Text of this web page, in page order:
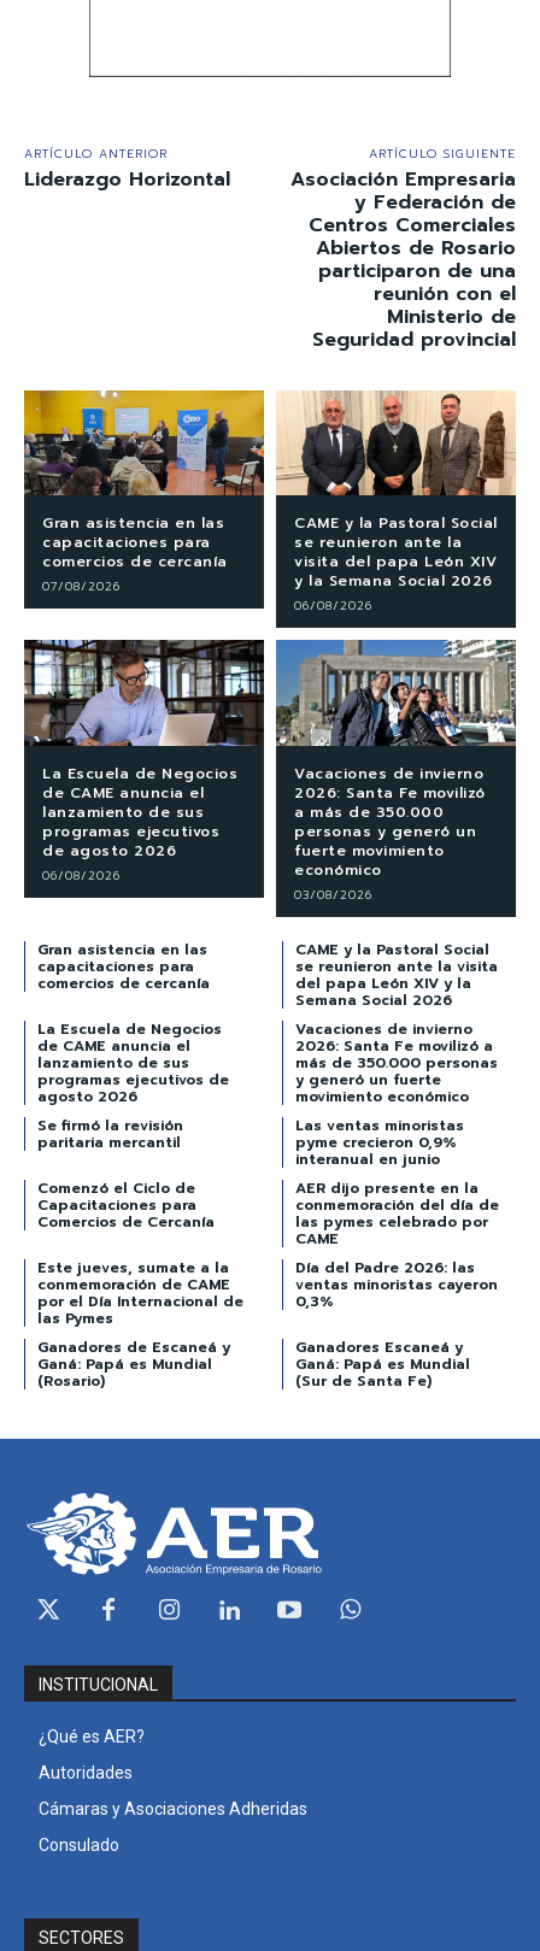
ARTÍCULO ANTERIOR
Liderazgo Horizontal
ARTÍCULO SIGUIENTE
Asociación Empresaria
y Federación de
Centros Comerciales
Abiertos de Rosario
participaron de una
reunión con el
Ministerio de
Seguridad provincial
Gran asistencia en las
capacitaciones para
comercios de cercanía
07/08/2026
CAME y la Pastoral Social
se reunieron ante la
visita del papa León XIV
y la Semana Social 2026
06/08/2026
La Escuela de Negocios
de CAME anuncia el
lanzamiento de sus
programas ejecutivos
de agosto 2026
06/08/2026
Vacaciones de invierno
2026: Santa Fe movilizó
a más de 350.000
personas y generó un
fuerte movimiento
económico
03/08/2026
Gran asistencia en las
capacitaciones para
comercios de cercanía
CAME y la Pastoral Social
se reunieron ante la visita
del papa León XIV y la
Semana Social 2026
La Escuela de Negocios
de CAME anuncia el
lanzamiento de sus
programas ejecutivos de
agosto 2026
Vacaciones de invierno
2026: Santa Fe movilizó a
más de 350.000 personas
y generó un fuerte
movimiento económico
Se firmó la revisión
paritaria mercantil
Las ventas minoristas
pyme crecieron 0,9%
interanual en junio
Comenzó el Ciclo de
Capacitaciones para
Comercios de Cercanía
AER dijo presente en la
conmemoración del día de
las pymes celebrado por
CAME
Este jueves, sumate a la
conmemoración de CAME
por el Día Internacional de
las Pymes
Día del Padre 2026: las
ventas minoristas cayeron
0,3%
Ganadores de Escaneá y
Ganá: Papá es Mundial
(Rosario)
Ganadores Escaneá y
Ganá: Papá es Mundial
(Sur de Santa Fe)
INSTITUCIONAL
¿Qué es AER?
Autoridades
Cámaras y Asociaciones Adheridas
Consulado
SECTORES